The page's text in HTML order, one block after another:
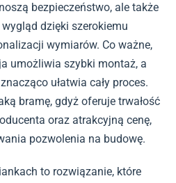
bezpieczeństwo, ale także
dzięki szerokiemu
wymiarów. Co ważne,
umożliwia szybki montaż, a
ułatwia cały proces.
bramę, gdyż oferuje trwałość
oraz atrakcyjną cenę,
pozwolenia na budowę.
to rozwiązanie, które